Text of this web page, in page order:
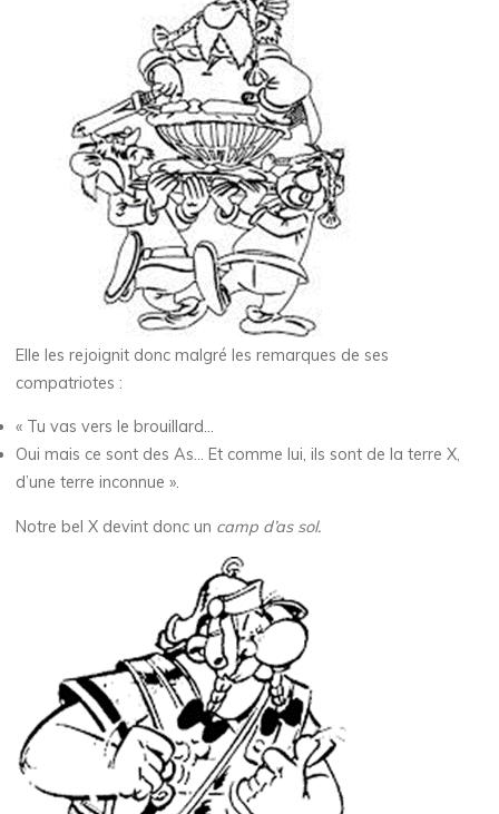
Elle les rejoignit donc malgré les remarques de ses
compatriotes :
« Tu vas vers le brouillard…
Oui mais ce sont des As… Et comme lui, ils sont de la terre X,
d’une terre inconnue ».
Notre bel X devint donc un camp d’as sol.